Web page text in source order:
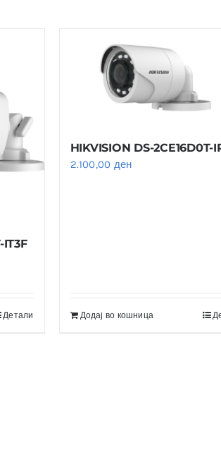
IT3F
Детали
HIKVISION DS-2CE16D0T-
2.100,00 ден
Додај во кошница